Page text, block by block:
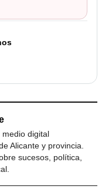
medio digital
Alicante y provincia.
sucesos, política,